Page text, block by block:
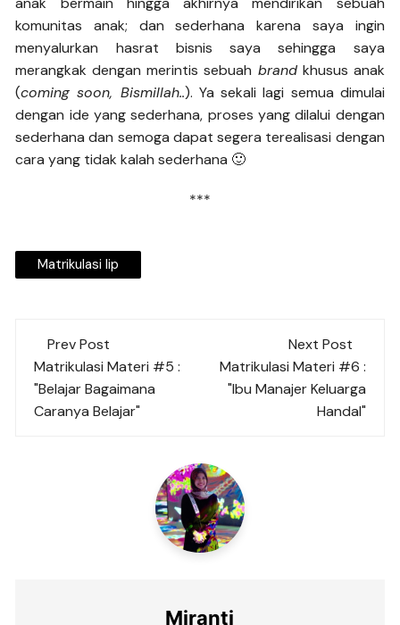
komunitas anak; dan sederhana karena saya ingin
menyalurkan hasrat bisnis saya sehingga saya
merangkak dengan merintis sebuah brandkhusus anak
(coming soon, Bismillah..). Ya sekali lagi semua dimulai
dengan ide yang sederhana, proses yang dilalui dengan
sederhana dan semoga dapat segera terealisasi dengan
cara yang tidak kalah sederhana 🙂
***
Matrikulasi Iip
Post
navigation
Prev Post
Matrikulasi Materi #5 :
"Belajar Bagaimana
Caranya Belajar"
Next Post
Matrikulasi Materi #6 :
"Ibu Manajer Keluarga
Handal"
Miranti